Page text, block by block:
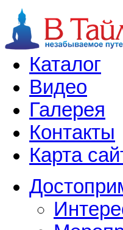
Каталог
Видео
Галерея
Контакты
Карта